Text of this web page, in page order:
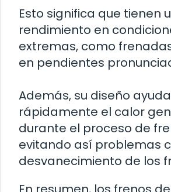
Esto significa que tienen
rendimiento en
extremas, como
en pendientes
Además, su diseño
rápidamente el calor
durante el proceso de
evitando así problemas
desvanecimiento de los